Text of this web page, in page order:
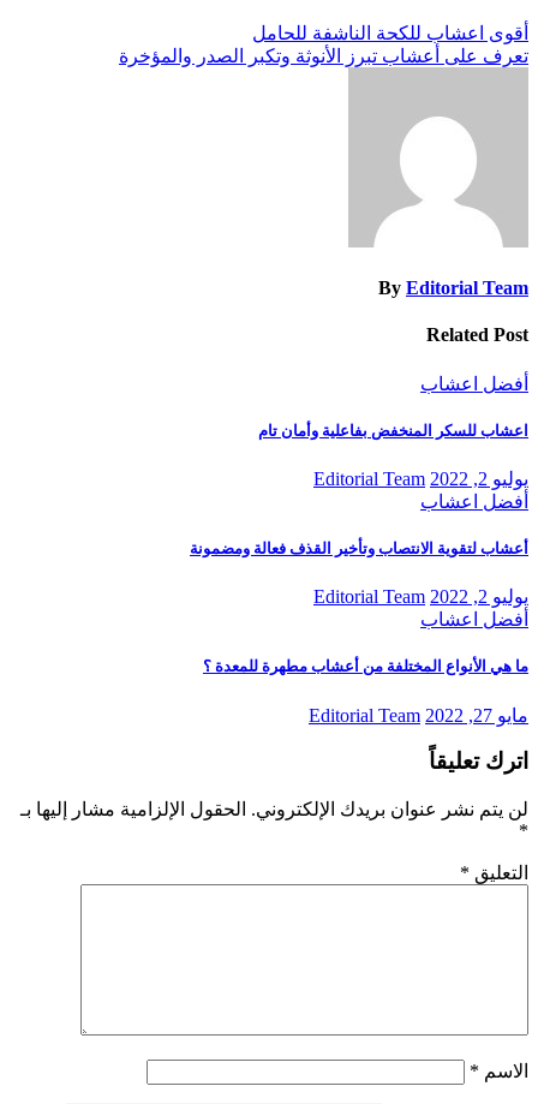
تصفّح
المقالات
أقوى اعشاب للكحة الناشفة للحامل
تعرف على أعشاب تبرز الأنوثة وتكبر الصدر والمؤخرة
By Editorial Team
Related Post
أفضل اعشاب
اعشاب للسكر المنخفض بفاعلية وأمان تام
يوليو 2, 2022
Editorial Team
أفضل اعشاب
أعشاب لتقوية الانتصاب وتأخير القذف فعالة ومضمونة
يوليو 2, 2022
Editorial Team
أفضل اعشاب
ما هي الأنواع المختلفة من أعشاب مطهرة للمعدة ؟
مايو 27, 2022 Editorial Team
اترك تعليقاً
لن يتم نشر عنوان بريدك الإلكتروني. الحقول الإلزامية مشار إليها بـ
*
التعليق *
الاسم *